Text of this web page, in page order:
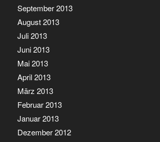
September 2013
August 2013
Juli 2013
Juni 2013
Mai 2013
April 2013
März 2013
Februar 2013
Januar 2013
Dezember 2012